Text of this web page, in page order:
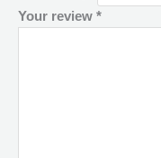
Your review *